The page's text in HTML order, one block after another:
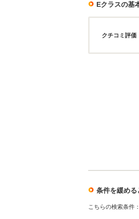
Eクラスの基
クチコミ評価
条件を緩める
こちらの検索条件：